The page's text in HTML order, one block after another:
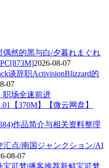
然的黑与白/夕暮れまぐれ
2026-08-07
谈辞职ActivisionBlizzard的
07
职场全速前进
【370M】【微云网盘】
作品简介与相关资料整理
汇点/南国ジャンクション/AI
08-07
宝可梦|播客推荐新鲜宝可梦